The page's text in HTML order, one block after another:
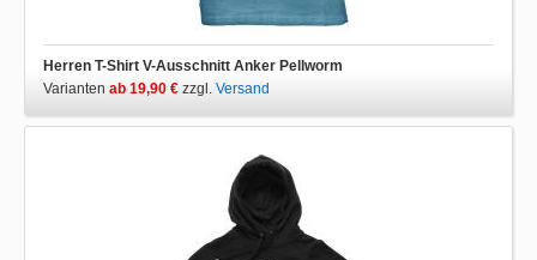
Herren T-Shirt V-Ausschnitt Anker Pellworm
Varianten ab 19,90 € zzgl. Versand